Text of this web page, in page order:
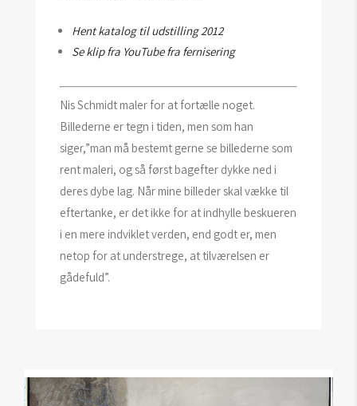
Hent katalog til udstilling 2012
Se klip fra YouTube fra fernisering
Nis Schmidt maler for at fortælle noget.
Billederne er tegn i tiden, men som han
siger,”man må bestemt gerne se billederne som
rent maleri, og så først bagefter dykke ned i
deres dybe lag. Når mine billeder skal vække til
eftertanke, er det ikke for at indhylle beskueren
i en mere indviklet verden, end godt er, men
netop for at understrege, at tilværelsen er
gådefuld”.